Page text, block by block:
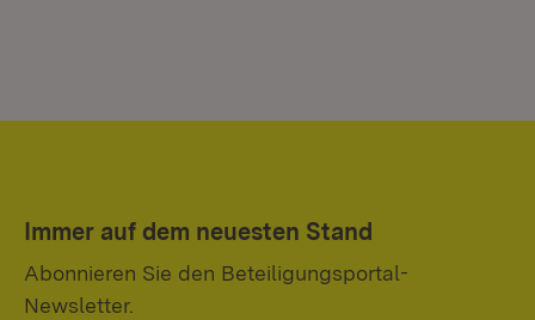
Immer auf dem neuesten Stand
Abonnieren Sie den Beteiligungsportal-
Newsletter.